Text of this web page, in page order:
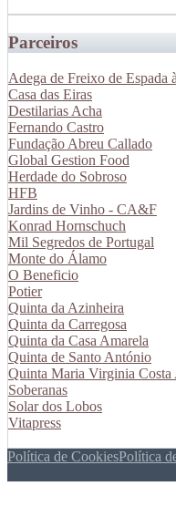
Parceiros
Adega de Freixo de Espada
Casa das Eiras
Destilarias Acha
Fernando Castro
Fundação Abreu Callado
Global Gestion Food
Herdade do Sobroso
HFB
Jardins de Vinho - CA&F
Konrad Hornschuch
Mil Segredos de Portugal
Monte do Álamo
O Beneficio
Potier
Quinta da Azinheira
Quinta da Carregosa
Quinta da Casa Amarela
Quinta de Santo António
Quinta Maria Virginia Costa
Soberanas
Solar dos Lobos
Vitapress
Política de CookiesPolítica